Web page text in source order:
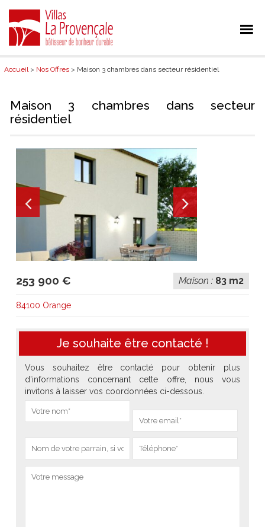
Accueil> Nos Offres > Maison 3 chambres dans secteur résidentiel
Maison 3 chambres dans secteur
résidentiel
253 900 € Maison : 83 m2
84100 Orange
Je souhaite être contacté !
Vous souhaitez être contacté pour obtenir plus
d'informations concernant cette offre, nous vous
invitons à laisser vos coordonnées ci-dessous.